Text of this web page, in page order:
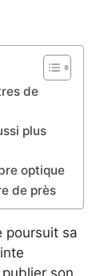
de
plus
optique
de près
poursuit sa
son